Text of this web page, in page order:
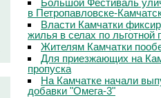
в Петропавловске-
Власти Камчатки
жилья в селах по льготной
Жителям Камчатки
Для приезжающих на
пропуска
На Камчатке начали
добавки "Омега-3"